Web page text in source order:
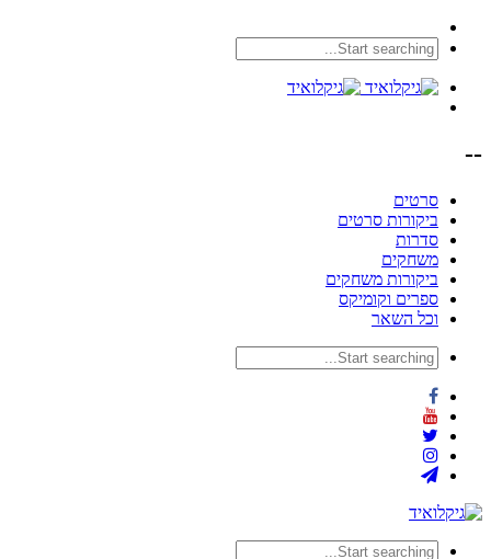
--
סרטים
ביקורות סרטים
סדרות
משחקים
ביקורות משחקים
ספרים וקומיקס
וכל השאר